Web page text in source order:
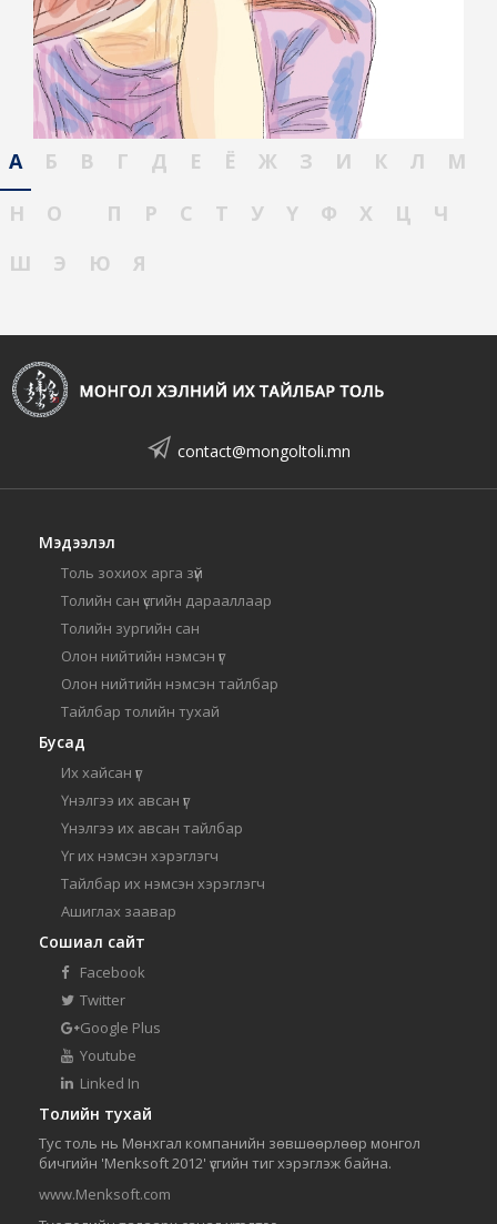
А Б В Г Д Е Ё Ж З И К Л
М
Н
О П Р С Т У Ү Ф Х Ц
Ч
Ш
Э Ю Я
contact@mongoltoli.mn
Мэдээлэл
Толь зохиох арга зүй
Толийн сан үсгийн дарааллаар
Толийн зургийн сан
Олон нийтийн нэмсэн үг
Олон нийтийн нэмсэн тайлбар
Тайлбар толийн тухай
Бусад
Их хайсан үг
Үнэлгээ их авсан үг
Үнэлгээ их авсан тайлбар
Үг их нэмсэн хэрэглэгч
Тайлбар их нэмсэн хэрэглэгч
Ашиглах заавар
Сошиал сайт
Facebook
Twitter
Google Plus
Youtube
Linked In
Толийн тухай
Тус толь нь Мөнхгал компанийн зөвшөөрлөөр монгол
бичгийн 'Menksoft 2012' үсгийн тиг хэрэглэж байна.
www.Menksoft.com